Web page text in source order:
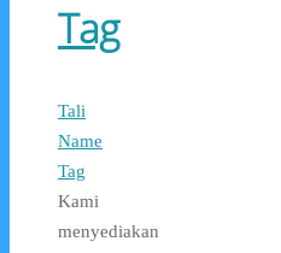
Tag
Tali
Name
Tag
Kami
menyediakan